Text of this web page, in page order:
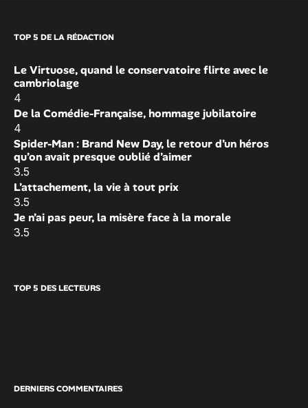
TOP 5 DE LA RÉDACTION
Le Virtuose, quand le conservatoire flirte avec le
cambriolage
4
De la Comédie-Française, hommage jubilatoire
4
Spider-Man : Brand New Day, le retour d’un héros
qu’on avait presque oublié d’aimer
3.5
L’attachement, la vie à tout prix
3.5
Je n’ai pas peur, la misère face à la morale
3.5
TOP 5 DES LECTEURS
DERNIERS COMMENTAIRES